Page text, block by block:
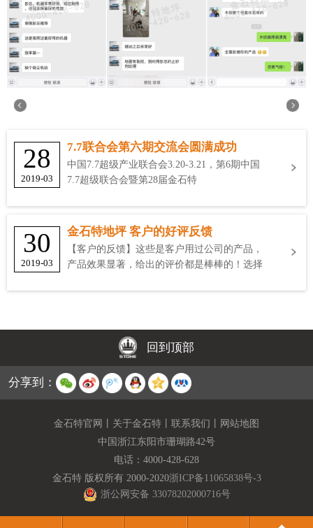
28
2019-03
7.7联合会第六期交流会圆满成功
中国7.7超级产业联合会3.20-3.21，第6期中国
7.7超级联合会暨第28届金石特
30
2019-03
金石特地坪 客户的好评反馈
【客户的反馈】这些是客户用过公司的产品，
产品效果显著，给出的评价都是棒棒的！选择
回到顶部
分享到：
金石特官网 关于金石特 联系我们
网站地图
中国浙江东阳市珊瑚路42号
电话： 4000-428-628
金石特 版权所有 2000-2020浙ICP备11065838号-3
浙公网安备 33078202000716号